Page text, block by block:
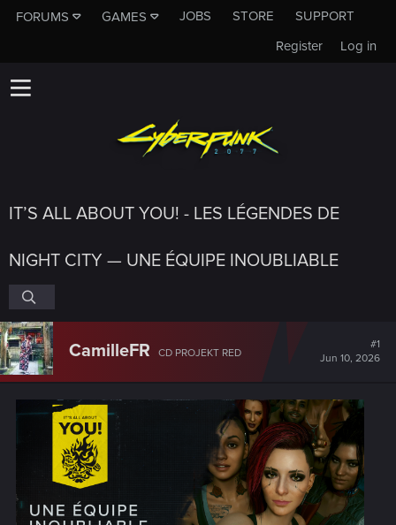
FORUMS GAMES JOBS STORE
SUPPORT
Log in
Register
IT’S ALL ABOUT YOU! - LES LÉGENDES DE
NIGHT CITY — UNE ÉQUIPE INOUBLIABLE
CamilleFR CD PROJEKT RED
#1
Jun 10, 2026